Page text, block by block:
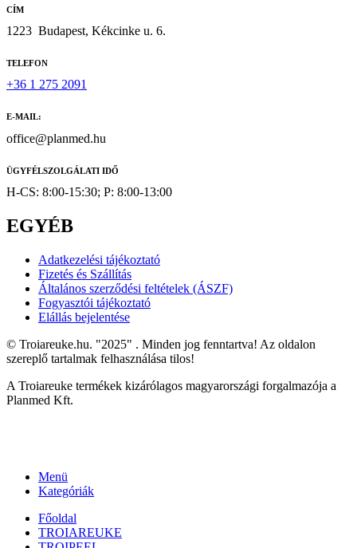
CÍM
1223 Budapest, Kékcinke u. 6.
TELEFON
+36 1 275 2091
E-MAIL:
office@planmed.hu
ÜGYFÉLSZOLGÁLATI IDŐ
H-CS: 8:00-15:30; P: 8:00-13:00
EGYÉB
Adatkezelési tájékoztató
Fizetés és Szállítás
Általános szerződési feltételek (ÁSZF)
Fogyasztói tájékoztató
Elállás bejelentése
© Troiareuke.hu. "2025" . Minden jog fenntartva! Az oldalon
szereplő tartalmak felhasználása tilos!
A Troiareuke termékek kizárólagos magyarországi forgalmazója a
Planmed Kft.
Menü
Kategóriák
Főoldal
TROIAREUKE